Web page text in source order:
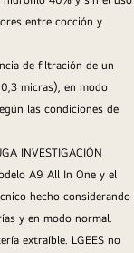
entre cocción y
de filtración de un
micras), en modo
las condiciones de
INVESTIGACIÓN
A9 All In One y el
hecho considerando
y en modo normal.
extraíble. LGEES no